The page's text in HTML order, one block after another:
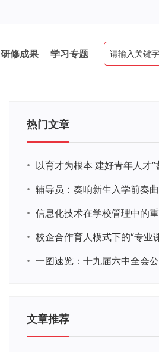
研修成果 学习专题
热门文章
• 以育才为根本 建好青年人才“
• 辅导员：奏响新生入学前奏曲
•
•
• 一图速览：十九届六中全会
文章推荐